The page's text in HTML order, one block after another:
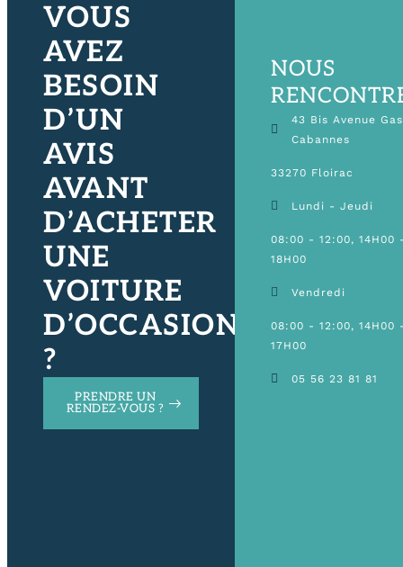
VOUS
AVEZ
BESOIN
D’UN
AVIS
AVANT
D’ACHETER
UNE
VOITURE
D’OCCASION
?
PRENDRE UN
RENDEZ-VOUS ?
NOUS
43 Bis Avenue
Cabannes
33270 Floirac
Lundi - Jeudi
08:00 - 12:00, 14H00
18H00
Vendredi
08:00 - 12:00, 14H00
17H00
05 56 23 81 81